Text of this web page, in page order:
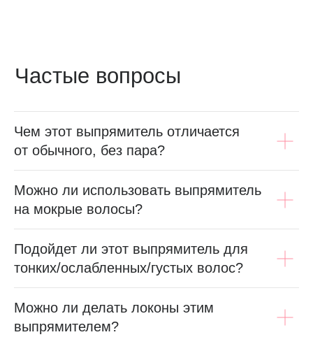
Чем этот выпрямитель отличается
от обычного, без пара?
Можно ли использовать выпрямитель
на мокрые волосы?
Подойдет ли этот выпрямитель для
тонких/ослабленных/густых волос?
Можно ли делать локоны этим
выпрямителем?